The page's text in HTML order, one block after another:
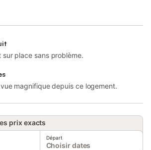
sur place sans problème.
vue magnifique depuis ce logement.
prix exacts
Départ
Choisir dates